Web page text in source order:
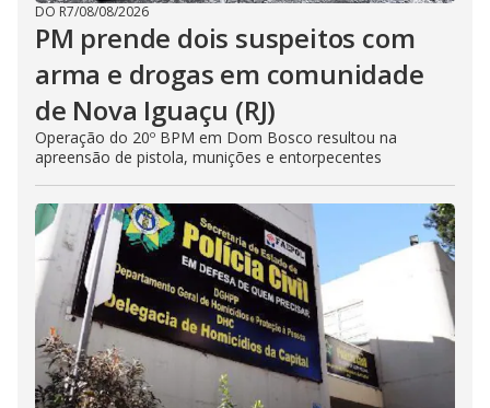
DO R7/08/08/2026
PM prende dois suspeitos com
arma e drogas em comunidade
de Nova Iguaçu (RJ)
Operação do 20º BPM em Dom Bosco resultou na
apreensão de pistola, munições e entorpecentes